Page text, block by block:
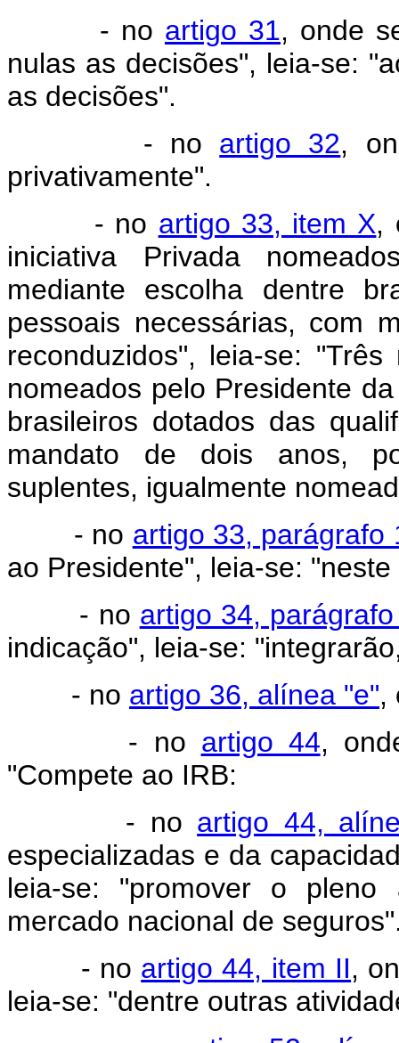
- no artigo 31, onde
nulas as decisões", leia-se:
as decisões".
- no artigo 32,
privativamente".
- no artigo 33, item X,
iniciativa Privada
mediante escolha dentre
pessoais necessárias, com
reconduzidos", leia-se:
nomeados pelo Presidente
brasileiros dotados das
mandato de dois anos,
suplentes, igualmente
- no artigo 33, parágrafo
ao Presidente", leia-se:
- no artigo 34, parágrafo
indicação", leia-se:
- no artigo 36, alínea "e",
- no artigo 44,
"Compete ao IRB:
- no artigo 44,
especializadas e da
leia-se: "promover o pleno
mercado nacional de
- no artigo 44, item II,
leia-se: "dentre outras